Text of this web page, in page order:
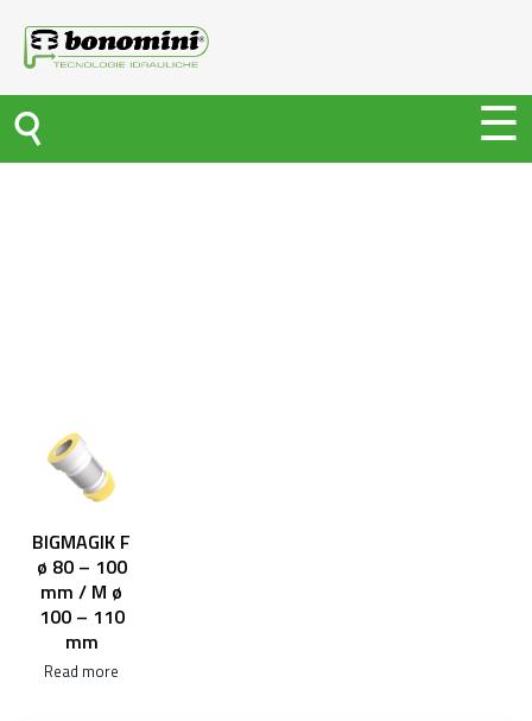
BIGMAGIK F
ø 80 – 100
mm / M ø
100 – 110
mm
Read more